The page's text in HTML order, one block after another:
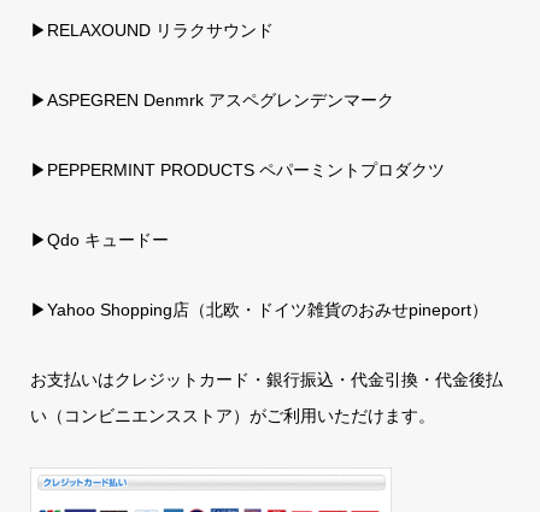
▶RELAXOUND リラクサウンド
▶ASPEGREN Denmrk アスペグレンデンマーク
▶PEPPERMINT PRODUCTS ペパーミントプロダクツ
▶Qdo キュードー
▶Yahoo Shopping店（北欧・ドイツ雑貨のおみせpineport）
お支払いはクレジットカード・銀行振込・代金引換・代金後払
い（コンビニエンスストア）がご利用いただけます。